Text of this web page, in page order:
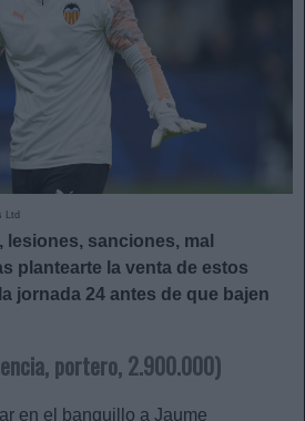
Ltd
lesiones, sanciones, mal
plantearte la venta de estos
jornada 24 antes de que bajen
portero, 2.900.000)
en el banquillo a Jaume